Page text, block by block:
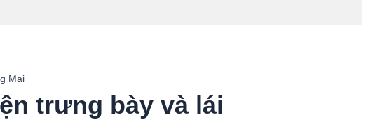
Mai
trưng bày và lái